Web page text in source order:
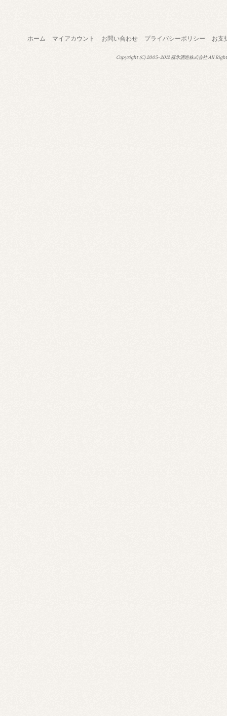
ホーム マイアカウント お問い合わせ プライバシーポリシー お支
Copyright (C) 2005-2012 霧氷酒造株式会社 All